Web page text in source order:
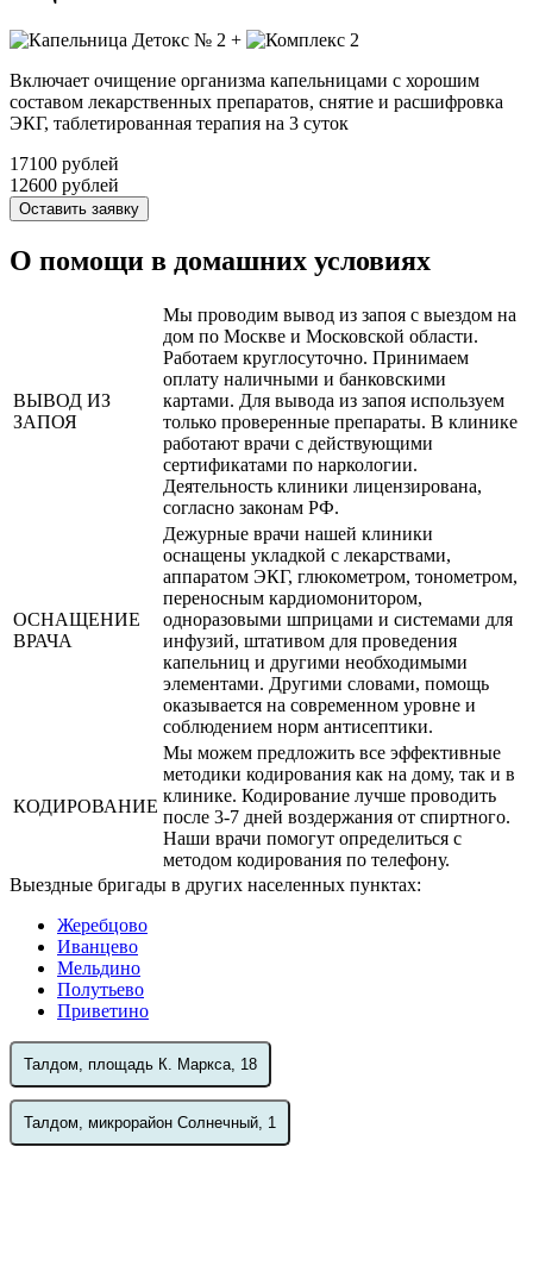
+
Включает очищение организма капельницами с хорошим
составом лекарственных препаратов, снятие и расшифровка
ЭКГ, таблетированная терапия на 3 суток
17100 рублей
12600 рублей
Оставить заявку
О помощи в домашних условиях
ВЫВОД ИЗ
ЗАПОЯ
Мы проводим вывод из запоя с выездом на
дом по Москве и Московской области.
Работаем круглосуточно. Принимаем
оплату наличными и банковскими
картами. Для вывода из запоя используем
только проверенные препараты. В клинике
работают врачи с действующими
сертификатами по наркологии.
Деятельность клиники лицензирована,
согласно законам РФ.
ОСНАЩЕНИЕ
ВРАЧА
Дежурные врачи нашей клиники
оснащены укладкой с лекарствами,
аппаратом ЭКГ, глюкометром, тонометром,
переносным кардиомонитором,
одноразовыми шприцами и системами для
инфузий, штативом для проведения
капельниц и другими необходимыми
элементами. Другими словами, помощь
оказывается на современном уровне и
соблюдением норм антисептики.
КОДИРОВАНИЕ
Мы можем предложить все эффективные
методики кодирования как на дому, так и в
клинике. Кодирование лучше проводить
после 3-7 дней воздержания от спиртного.
Наши врачи помогут определиться с
методом кодирования по телефону.
Выездные бригады в других населенных пунктах:
Жеребцово
Иванцево
Мельдино
Полутьево
Приветино
Талдом, площадь К. Маркса, 18
Талдом, микрорайон Солнечный, 1